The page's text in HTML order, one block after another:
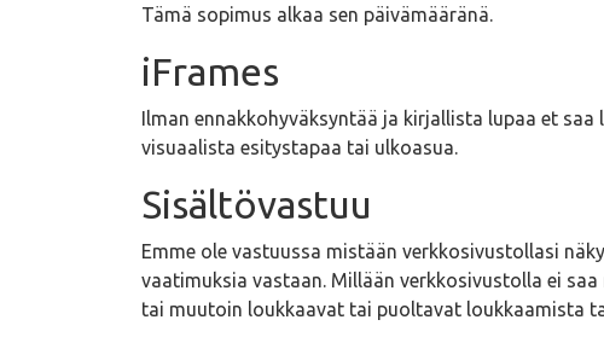
Tämä sopimus alkaa sen päivämääränä.
iFrames
Ilman ennakkohyväksyntää ja kirjallista lupaa et
visuaalista esitystapaa tai ulkoasua.
Sisältövastuu
Emme ole vastuussa mistään verkkosivustollasi
vaatimuksia vastaan. Millään verkkosivustolla ei
tai muutoin loukkaavat tai puoltavat loukkaamista